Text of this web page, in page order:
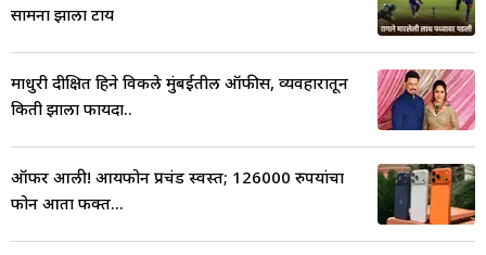
सामना झाला टाय
माधुरी दीक्षित हिने विकले मुंबईतील ऑफीस, व्यवहारातून
किती झाला फायदा..
ऑफर आली! आयफोन प्रचंड स्वस्त; 126000 रुपयांचा
फोन आता फक्त...